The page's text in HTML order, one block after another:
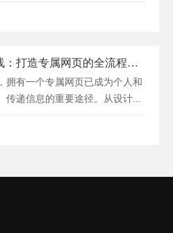
从设计到上线：打造专属网页的全流程指南
拥有一个专属网页已成为个人和
传递信息的重要途径。从设计...